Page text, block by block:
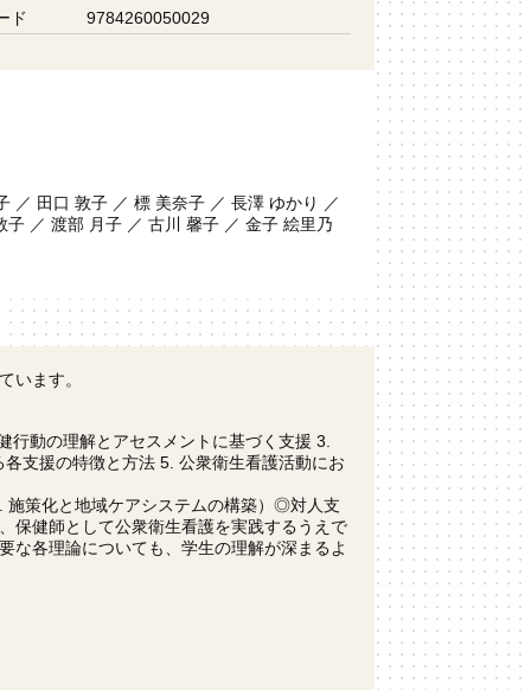
ド
9784260050029
／ 田口 敦子 ／ 標 美奈子 ／ 長澤 ゆかり ／
／ 渡部 月子 ／ 古川 馨子 ／ 金子 絵里乃
います。
行動の理解とアセスメントに基づく支援 3.
支援の特徴と方法 5. 公衆衛生看護活動にお
施策化と地域ケアシステムの構築）◎対人支
保健師として公衆衛生看護を実践するうえで
な各理論についても、学生の理解が深まるよ